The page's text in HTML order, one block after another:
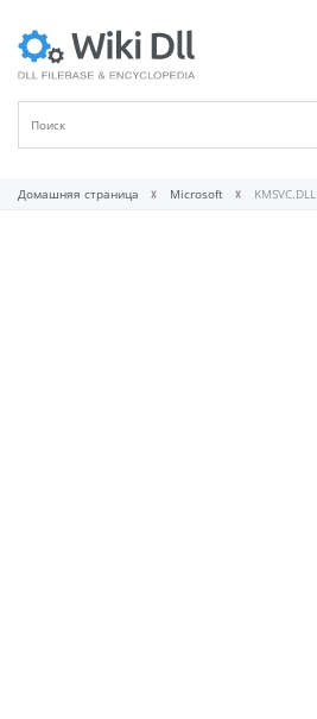
Домашняя страница Microsoft KMSVC.DLL